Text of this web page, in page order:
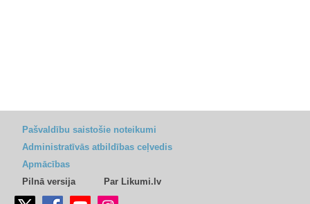
Pašvaldību saistošie noteikumi
Administratīvās atbildības ceļvedis
Apmācības
Pilnā versija
Par Likumi.lv